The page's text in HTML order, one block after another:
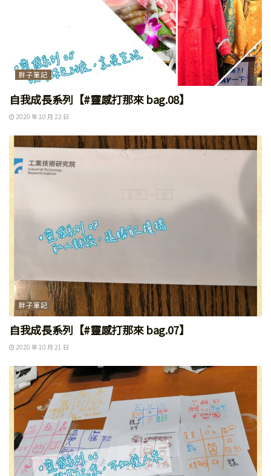
胖子筆記
自我成長系列【#靈感打那來 bag.08】
2020 年 10 月 22 日
胖子筆記
自我成長系列【#靈感打那來 bag.07】
2020 年 10 月 21 日